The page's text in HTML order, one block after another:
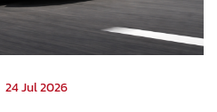
24 Jul 2026